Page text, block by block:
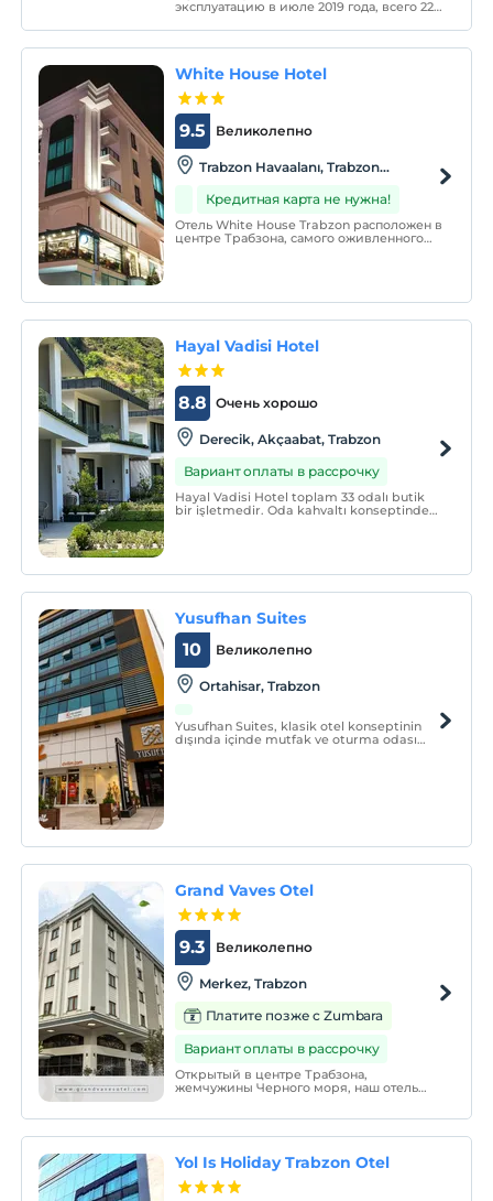
эксплуатацию в июле 2019 года, всего 22
регистрации говорят на арабском и
английском языках.
White House Hotel
Великолепно
9.5
Trabzon Havaalanı, Trabzon
Кредитная карта не нужна!
Отель White House Trabzon расположен в
центре Трабзона, самого оживленного
Hayal Vadisi Hotel
Очень хорошо
8.8
Derecik, Akçaabat, Trabzon
Вариант оплаты в рассрочку
Hayal Vadisi Hotel toplam 33 odalı butik
bir işletmedir. Oda kahvaltı konseptinde
Yusufhan Suites
Великолепно
10
Ortahisar, Trabzon
Yusufhan Suites, klasik otel konseptinin
dışında içinde mutfak ve oturma odası
Grand Vaves Otel
Великолепно
9.3
Merkez, Trabzon
Платите позже с Zumbara
Вариант оплаты в рассрочку
Открытый в центре Трабзона,
жемчужины Черного моря, наш отель
качественным обслуживанием.
Yol Is Holiday Trabzon Otel